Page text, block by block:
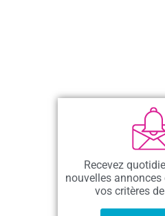
Recevez
nouvelles
vos critères